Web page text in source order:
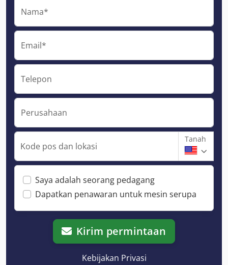
Nama*
Email*
Telepon
Perusahaan
Kode pos dan lokasi
Tanah
Saya adalah seorang pedagang
Dapatkan penawaran untuk mesin serupa
Kirim permintaan
Kebijakan Privasi